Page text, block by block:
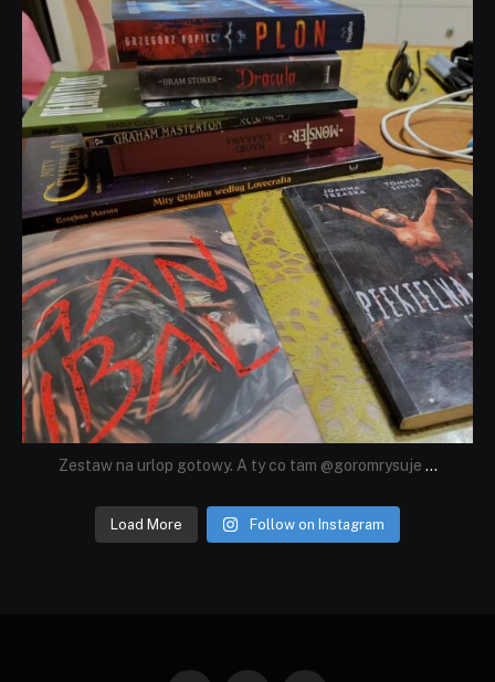
dobryhorror
Lip 31
Zestaw na urlop gotowy. A ty co tam @goromrysuje ...
Load More Follow on Instagram